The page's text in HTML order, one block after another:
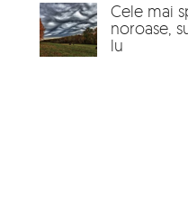
Cele mai
noroase,
lu